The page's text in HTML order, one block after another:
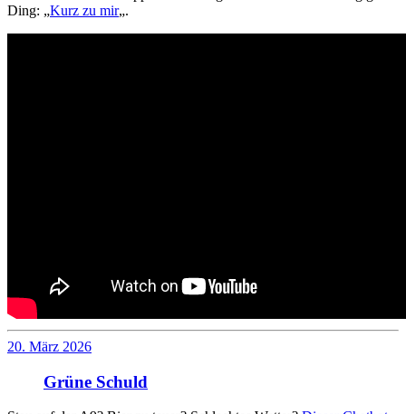
Ding: „Kurz zu mir„.
20. März 2026
Grüne Schuld